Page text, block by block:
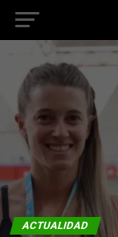
ACTUALIDAD